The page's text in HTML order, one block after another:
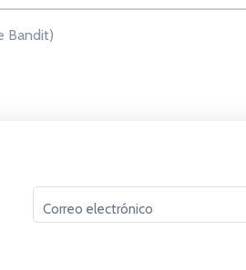
Bandit)